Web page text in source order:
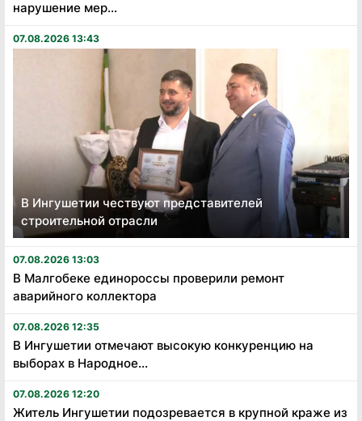
нарушение мер...
07.08.2026 13:43
В Ингушетии чествуют представителей
строительной отрасли
07.08.2026 13:03
В Малгобеке единороссы проверили ремонт
аварийного коллектора
07.08.2026 12:35
В Ингушетии отмечают высокую конкуренцию на
выборах в Народное...
07.08.2026 12:20
Житель Ингушетии подозревается в крупной краже из